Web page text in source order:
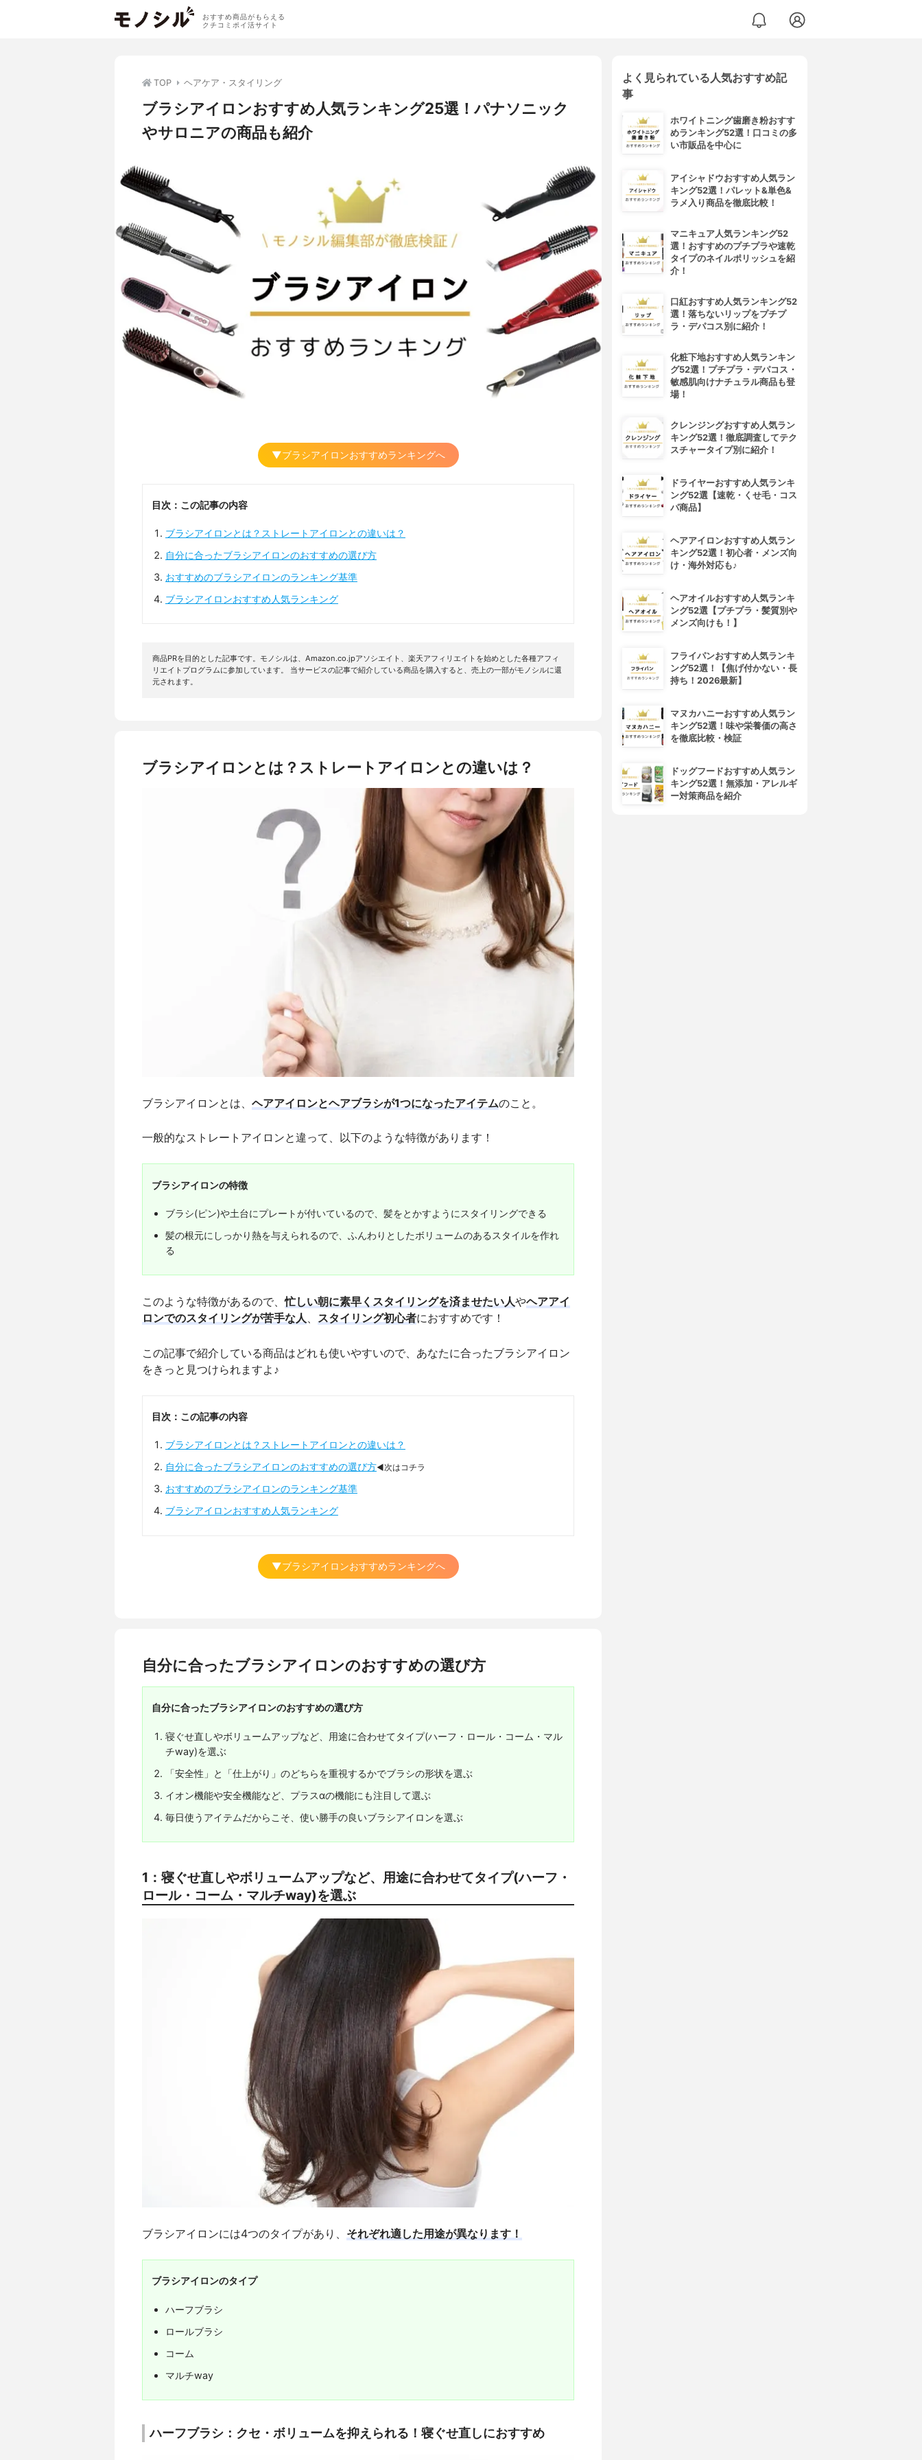
おすすめ商品がもらえる
クチコミポイ活サイト
TOP ヘアケア・スタイリング
ブラシアイロンおすすめ人気ランキング25選！パナソニック
やサロニアの商品も紹介
▼ブラシアイロンおすすめランキングへ
目次：この記事の内容
ブラシアイロンとは？ストレートアイロンとの違いは？
自分に合ったブラシアイロンのおすすめの選び方
おすすめのブラシアイロンのランキング基準
ブラシアイロンおすすめ人気ランキング
商品PRを目的とした記事です。モノシルは、Amazon.co.jpアソシエイト、楽天アフィリエイトを始めとした各種アフィ
リエイトプログラムに参加しています。 当サービスの記事で紹介している商品を購入すると、売上の一部がモノシルに還
元されます。
ブラシアイロンとは？ストレートアイロンとの違いは？
ブラシアイロンとは、 ヘアアイロンとヘアブラシが1つになったアイテムのこと。
一般的なストレートアイロンと違って、以下のような特徴があります！
ブラシアイロンの特徴
ブラシ(ピン)や土台にプレートが付いているので、髪をとかすようにスタイリングできる
髪の根元にしっかり熱を与えられるので、ふんわりとしたボリュームのあるスタイルを作れ
る
このような特徴があるので、忙しい朝に素早くスタイリングを済ませたい人やヘアアイ
ロンでのスタイリングが苦手な人、 スタイリング初心者におすすめです！
この記事で紹介している商品はどれも使いやすいので、あなたに合ったブラシアイロン
をきっと見つけられますよ♪
目次：この記事の内容
ブラシアイロンとは？ストレートアイロンとの違いは？
自分に合ったブラシアイロンのおすすめの選び方◀次はコチラ
おすすめのブラシアイロンのランキング基準
ブラシアイロンおすすめ人気ランキング
▼ブラシアイロンおすすめランキングへ
自分に合ったブラシアイロンのおすすめの選び方
自分に合ったブラシアイロンのおすすめの選び方
寝ぐせ直しやボリュームアップなど、用途に合わせてタイプ(ハーフ・ロール・コーム・マル
チway)を選ぶ
「安全性」と「仕上がり」のどちらを重視するかでブラシの形状を選ぶ
イオン機能や安全機能など、プラスαの機能にも注目して選ぶ
毎日使うアイテムだからこそ、使い勝手の良いブラシアイロンを選ぶ
1：寝ぐせ直しやボリュームアップなど、用途に合わせてタイプ(ハーフ・
ロール・コーム・マルチway)を選ぶ
ブラシアイロンには4つのタイプがあり、 それぞれ適した用途が異なります！
ブラシアイロンのタイプ
ハーフブラシ
ロールブラシ
コーム
マルチway
ハーフブラシ：クセ・ボリュームを抑えられる！寝ぐせ直しにおすすめ
よく見られている人気おすすめ記
事
ホワイトニング歯磨き粉おすす
めランキング52選！口コミの多
い市販品を中心に
アイシャドウおすすめ人気ラン
キング52選！パレット&単色&
ラメ入り商品を徹底比較！
マニキュア人気ランキング52
選！おすすめのプチプラや速乾
タイプのネイルポリッシュを紹
介！
口紅おすすめ人気ランキング52
選！落ちないリップをプチプ
ラ・デパコス別に紹介！
化粧下地おすすめ人気ランキン
グ52選！プチプラ・デパコス・
敏感肌向けナチュラル商品も登
場！
クレンジングおすすめ人気ラン
キング52選！徹底調査してテク
スチャータイプ別に紹介！
ドライヤーおすすめ人気ランキ
ング52選【速乾・くせ毛・コス
パ商品】
ヘアアイロンおすすめ人気ラン
キング52選！初心者・メンズ向
け・海外対応も♪
ヘアオイルおすすめ人気ランキ
ング52選【プチプラ・髪質別や
メンズ向けも！】
フライパンおすすめ人気ランキ
ング52選！【焦げ付かない・長
持ち！2026最新】
マヌカハニーおすすめ人気ラン
キング52選！味や栄養価の高さ
を徹底比較・検証
ドッグフードおすすめ人気ラン
キング52選！無添加・アレルギ
ー対策商品を紹介